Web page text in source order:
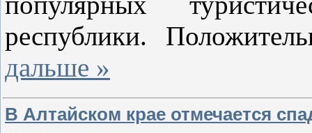
республики.
дальше »
В Алтайском крае отмечается